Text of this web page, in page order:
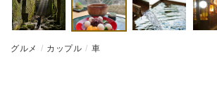
グルメ カップル 車